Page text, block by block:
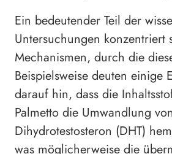
Ein bedeutender Teil der
Untersuchungen konzentriert
Mechanismen, durch die
Beispielsweise deuten einige
darauf hin, dass die
Palmetto die Umwandlung
Dihydrotestosteron (DHT)
was möglicherweise die